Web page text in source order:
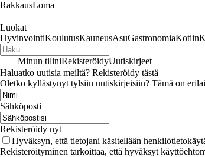
RakkausLoma
Luokat
HyvinvointiKoulutusKauneusAsuGastronomiaKotiin
Minun tiliniRekisteröidyUutiskirjeet
Haluatko uutisia meiltä? Rekisteröidy tästä
Oletko kyllästynyt tylsiin uutiskirjeisiin? Tämä on
Sähköposti
Rekisteröidy nyt
Hyväksyn, että tietojani käsitellään
Rekisteröityminen tarkoittaa, että hyväksyt